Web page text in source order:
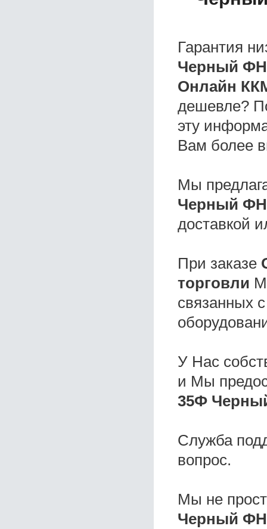
Гарантия
Черный
Онлайн
дешевле?
эту
Вам более
Мы
Черный
доставкой
При заказе
торговли
связанных
У Нас
и Мы
35Ф
Служба
вопрос.
Мы не
Черный